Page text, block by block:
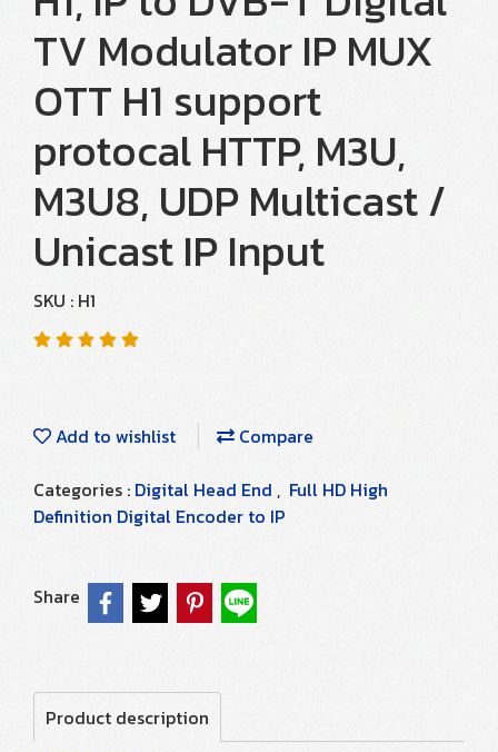
TV Modulator IP MUX
OTT H1 support
protocal HTTP, M3U,
M3U8, UDP Multicast /
Unicast IP Input
SKU : H1
Add to wishlist
Compare
Categories : Digital Head End , Full HD High
Definition Digital Encoder to IP
Share
Product description